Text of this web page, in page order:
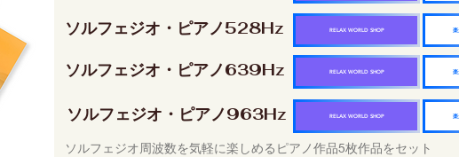
ソルフェジオ・ピアノ528Hz 楽
RELAX WORLD SHOP
ソルフェジオ・ピアノ639Hz 楽
RELAX WORLD SHOP
ソルフェジオ・ピアノ963Hz 楽
RELAX WORLD SHOP
ソルフェジオ周波数を気軽に楽しめるピアノ作品5枚作品をセット